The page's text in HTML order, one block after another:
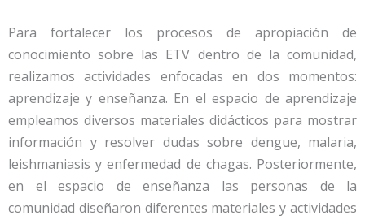
Para fortalecer los procesos de apropiación de
conocimiento sobre las ETV dentro de la comunidad,
realizamos actividades enfocadas en dos momentos:
aprendizaje y enseñanza. En el espacio de aprendizaje
empleamos diversos materiales didácticos para mostrar
información y resolver dudas sobre dengue, malaria,
leishmaniasis y enfermedad de chagas. Posteriormente,
en el espacio de enseñanza las personas de la
comunidad diseñaron diferentes materiales y actividades